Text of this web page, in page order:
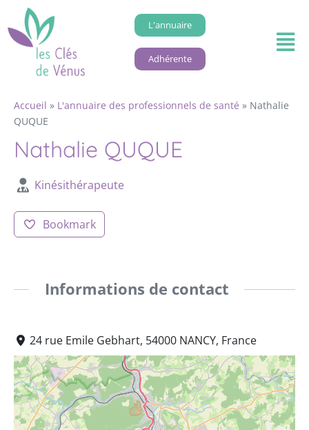
L'annuaire
Adhérente
Accueil » L'annuaire des professionnels de santé » Nathalie
QUQUE
Nathalie QUQUE
Kinésithérapeute
Bookmark
Informations de contact
24 rue Emile Gebhart, 54000 NANCY, France